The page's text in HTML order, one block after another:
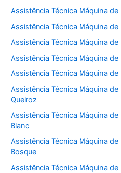
Assistência Técnica Máquina de
Assistência Técnica Máquina de
Assistência Técnica Máquina de
Assistência Técnica Máquina
Assistência Técnica Máquina de
Assistência Técnica Máquina de
Queiroz
Assistência Técnica Máquina
Blanc
Assistência Técnica Máquina de
Bosque
Assistência Técnica Máquina de